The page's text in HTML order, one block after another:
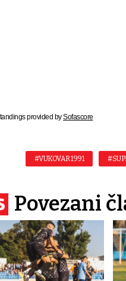
provided bySofascore
#VUKOVAR 1991
Povezani